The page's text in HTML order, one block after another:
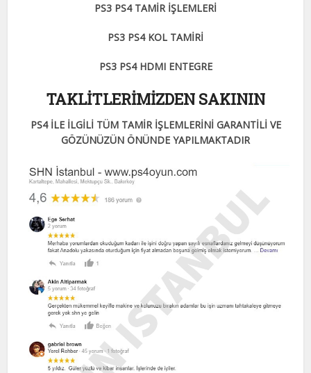
PS3 PS4 TAMİR İŞLEMLERİ
PS3 PS4 KOL TAMİRİ
PS3 PS4 HDMI ENTEGRE
TAKLİTLERİMİZDEN SAKININ
PS4 İLE İLGİLİ TÜM TAMİR İŞLEMLERİNİ GARANTİLİ VE
GÖZÜNÜZÜN ÖNÜNDE YAPILMAKTADIR